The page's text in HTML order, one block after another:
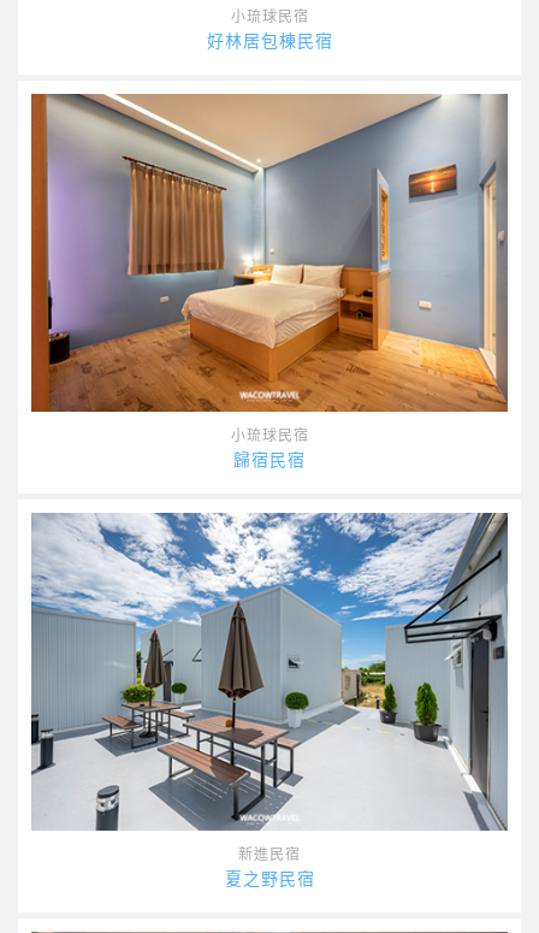
小琉球民宿
好林居包棟民宿
小琉球民宿
歸宿民宿
新進民宿
夏之野民宿